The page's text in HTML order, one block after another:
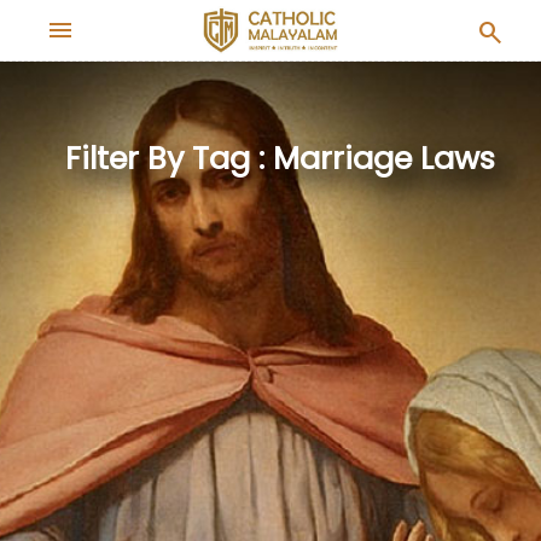
menu search
Filter By Tag : Marriage Laws